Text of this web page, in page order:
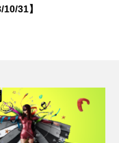
10/31】